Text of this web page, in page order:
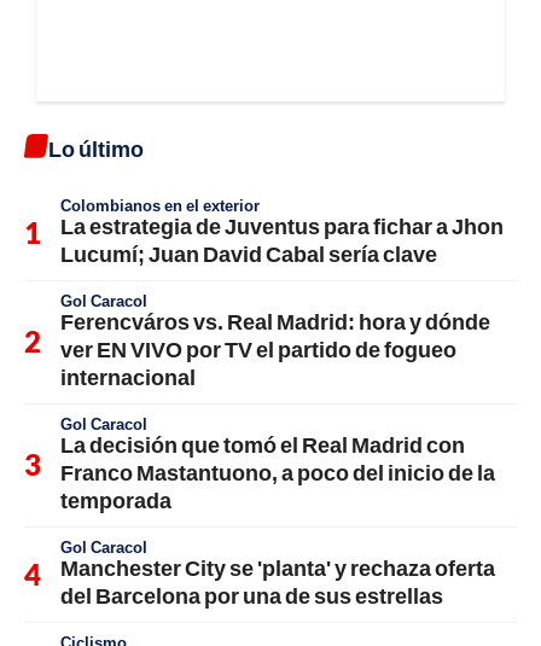
Lo último
Colombianos en el exterior
La estrategia de Juventus para fichar a Jhon
Lucumí; Juan David Cabal sería clave
Gol Caracol
Ferencváros vs. Real Madrid: hora y dónde
ver EN VIVO por TV el partido de fogueo
internacional
Gol Caracol
La decisión que tomó el Real Madrid con
Franco Mastantuono, a poco del inicio de la
temporada
Gol Caracol
Manchester City se 'planta' y rechaza oferta
del Barcelona por una de sus estrellas